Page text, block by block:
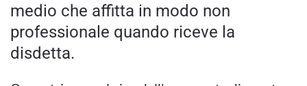
medio che affitta in modo non
professionale quando riceve la
disdetta.